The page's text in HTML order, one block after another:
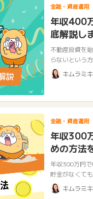
金融・資産運用
年収400
底解説し
不動産投資を
らないという
る年収400万
た…
キムラミキ
金融・資産運用
年収300
めの方法
年収300万円
貯金がなくて
産投資に関心
不…
キムラミキ